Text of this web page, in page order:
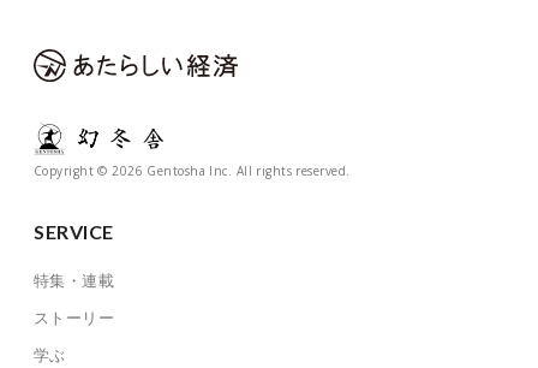
Copyright © 2026 Gentosha Inc. All rights reserved.
SERVICE
特集・連載
ストーリー
学ぶ